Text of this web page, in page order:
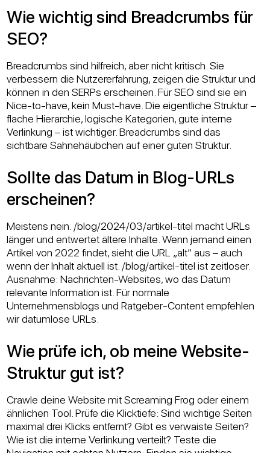
Wie wichtig sind Breadcrumbs für
SEO?
Breadcrumbs sind hilfreich, aber nicht kritisch. Sie
verbessern die Nutzererfahrung, zeigen die Struktur und
können in den SERPs erscheinen. Für SEO sind sie ein
Nice-to-have, kein Must-have. Die eigentliche Struktur –
flache Hierarchie, logische Kategorien, gute interne
Verlinkung – ist wichtiger. Breadcrumbs sind das
sichtbare Sahnehäubchen auf einer guten Struktur.
Sollte das Datum in Blog-URLs
erscheinen?
Meistens nein. /blog/2024/03/artikel-titel macht URLs
länger und entwertet ältere Inhalte. Wenn jemand einen
Artikel von 2022 findet, sieht die URL „alt“ aus – auch
wenn der Inhalt aktuell ist. /blog/artikel-titel ist zeitloser.
Ausnahme: Nachrichten-Websites, wo das Datum
relevante Information ist. Für normale
Unternehmensblogs und Ratgeber-Content empfehlen
wir datumlose URLs.
Wie prüfe ich, ob meine Website-
Struktur gut ist?
Crawle deine Website mit Screaming Frog oder einem
ähnlichen Tool. Prüfe die Klicktiefe: Sind wichtige Seiten
maximal drei Klicks entfernt? Gibt es verwaiste Seiten?
Wie ist die interne Verlinkung verteilt? Teste die